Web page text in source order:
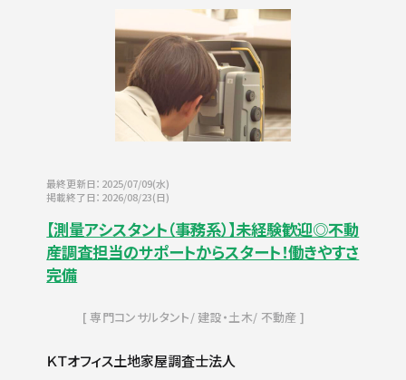
最終更新日：2025/07/09(水)
掲載終了日：2026/08/23(日)
【測量アシスタント（事務系）】未経験歓迎◎不動
産調査担当のサポートからスタート！働きやすさ
完備
専門コンサルタント 建設・土木 不動産
ＫＴオフィス土地家屋調査士法人